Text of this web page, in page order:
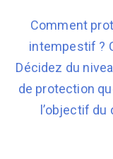
Comment
intempestif ?
Décidez du
de protection
l’objectif du